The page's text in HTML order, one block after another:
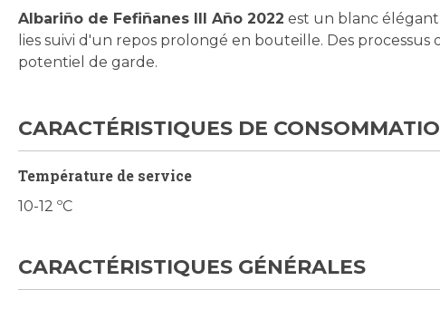
of
the
images
Albariño de Fefiñanes III Año 2022 est un blanc
lies suivi d'un repos prolongé en bouteille. Des
potentiel de garde.
CARACTÉRISTIQUES DE
Température de service
10-12 ºC
CARACTÉRISTIQUES GÉNÉRALES